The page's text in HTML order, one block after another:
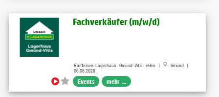
Fachverkäufer (m/w/d)
Raiffeisen-Lagerhaus Gmünd-Vitis eGen |
Gmünd |
06.08.2026
Events mehr ...